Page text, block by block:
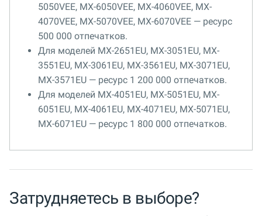
5050VEE, MX-6050VEE, MX-4060VEE, MX-
4070VEE, MX-5070VEE, MX-6070VEE — ресурс
500 000 отпечатков.
Для моделей MX-2651EU, MX-3051EU, MX-
3551EU, MX-3061EU, MX-3561EU, MX-3071EU,
MX-3571EU — ресурс 1 200 000 отпечатков.
Для моделей MX-4051EU, MX-5051EU, MX-
6051EU, MX-4061EU, MX-4071EU, MX-5071EU,
MX-6071EU — ресурс 1 800 000 отпечатков.
Затрудняетесь в выборе?